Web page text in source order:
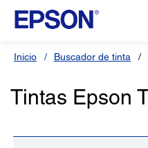
Inicio Buscador de tinta
Tintas Epson